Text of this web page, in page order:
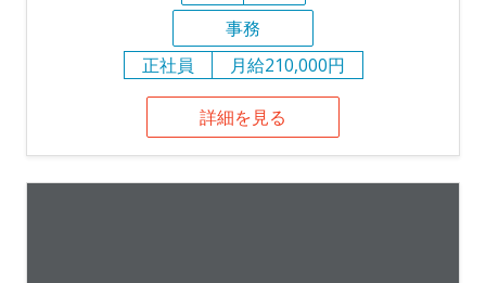
事務
正社員
月給210,000円
詳細を見る